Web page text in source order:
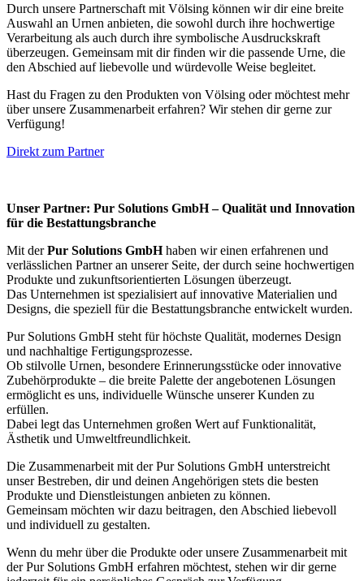
Durch unsere Partnerschaft mit Völsing können wir dir eine breite
Auswahl an Urnen anbieten, die sowohl durch ihre hochwertige
Verarbeitung als auch durch ihre symbolische Ausdruckskraft
überzeugen. Gemeinsam mit dir finden wir die passende Urne, die
den Abschied auf liebevolle und würdevolle Weise begleitet.
Hast du Fragen zu den Produkten von Völsing oder möchtest mehr
über unsere Zusammenarbeit erfahren? Wir stehen dir gerne zur
Verfügung!
Direkt zum Partner
Unser Partner: Pur Solutions GmbH – Qualität und Innovation
für die Bestattungsbranche
Mit derPur Solutions GmbHhaben wir einen erfahrenen und
verlässlichen Partner an unserer Seite, der durch seine hochwertigen
Produkte und zukunftsorientierten Lösungen überzeugt.
Das Unternehmen ist spezialisiert auf innovative Materialien und
Designs, die speziell für die Bestattungsbranche entwickelt wurden.
Pur Solutions GmbH steht für höchste Qualität, modernes Design
und nachhaltige Fertigungsprozesse.
Ob stilvolle Urnen, besondere Erinnerungsstücke oder innovative
Zubehörprodukte – die breite Palette der angebotenen Lösungen
ermöglicht es uns, individuelle Wünsche unserer Kunden zu
erfüllen.
Dabei legt das Unternehmen großen Wert auf Funktionalität,
Ästhetik und Umweltfreundlichkeit.
Die Zusammenarbeit mit der Pur Solutions GmbH unterstreicht
unser Bestreben, dir und deinen Angehörigen stets die besten
Produkte und Dienstleistungen anbieten zu können.
Gemeinsam möchten wir dazu beitragen, den Abschied liebevoll
und individuell zu gestalten.
Wenn du mehr über die Produkte oder unsere Zusammenarbeit mit
der Pur Solutions GmbH erfahren möchtest, stehen wir dir gerne